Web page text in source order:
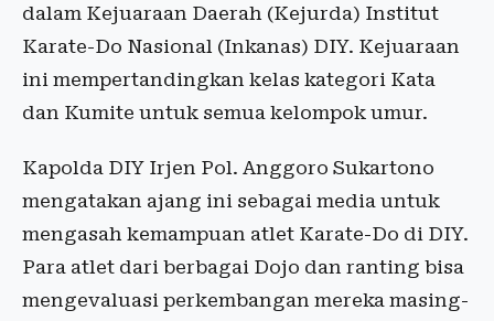
dalam Kejuaraan Daerah (Kejurda) Institut
Karate-Do Nasional (Inkanas) DIY. Kejuaraan
ini mempertandingkan kelas kategori Kata
dan Kumite untuk semua kelompok umur.
Kapolda DIY Irjen Pol. Anggoro Sukartono
mengatakan ajang ini sebagai media untuk
mengasah kemampuan atlet Karate-Do di DIY.
Para atlet dari berbagai Dojo dan ranting bisa
mengevaluasi perkembangan mereka masing-